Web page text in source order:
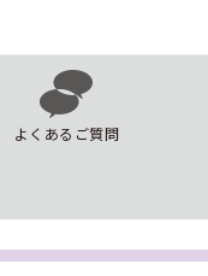
よくあるご質問